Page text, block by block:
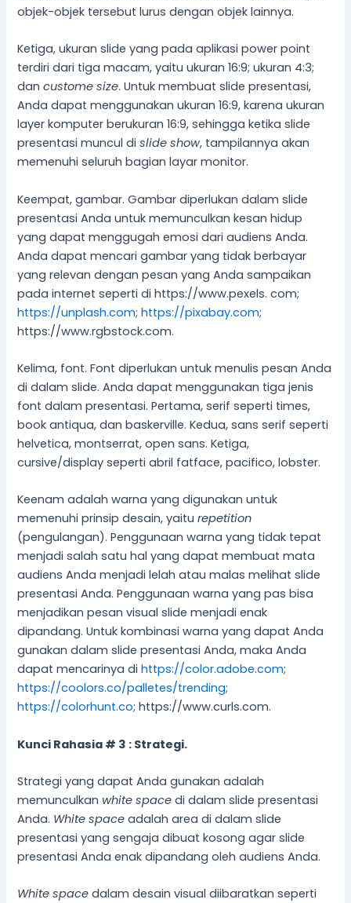
objek-objek tersebut lurus dengan objek lainnya.
Ketiga, ukuran slide yang pada aplikasi power point
terdiri dari tiga macam, yaitu ukuran 16:9; ukuran 4:3;
dancustome size. Untuk membuat slide presentasi,
Anda dapat menggunakan ukuran 16:9, karena ukuran
layer komputer berukuran 16:9, sehingga ketika slide
presentasi muncul dislide show, tampilannya akan
memenuhi seluruh bagian layar monitor.
Keempat, gambar. Gambar diperlukan dalam slide
presentasi Anda untuk memunculkan kesan hidup
yang dapat menggugah emosi dari audiens Anda.
Anda dapat mencari gambar yang tidak berbayar
yang relevan dengan pesan yang Anda sampaikan
pada internet seperti di https://www.pexels. com;
https://unplash.com;https://pixabay.com;
https://www.rgbstock.com.
Kelima, font. Font diperlukan untuk menulis pesan Anda
di dalam slide. Anda dapat menggunakan tiga jenis
font dalam presentasi. Pertama, serif seperti times,
book antiqua, dan baskerville. Kedua, sans serif seperti
helvetica, montserrat, open sans. Ketiga,
cursive/display seperti abril fatface, pacifico, lobster.
Keenam adalah warna yang digunakan untuk
memenuhi prinsip desain, yaiturepetition
(pengulangan). Penggunaan warna yang tidak tepat
menjadi salah satu hal yang dapat membuat mata
audiens Anda menjadi lelah atau malas melihat slide
presentasi Anda. Penggunaan warna yang pas bisa
menjadikan pesan visual slide menjadi enak
dipandang. Untuk kombinasi warna yang dapat Anda
gunakan dalam slide presentasi Anda, maka Anda
dapat mencarinya dihttps://color.adobe.com;
https://coolors.co/palletes/trending;
https://colorhunt.co; https://www.curls.com.
Kunci Rahasia # 3 : Strategi.
Strategi yang dapat Anda gunakan adalah
memunculkan white space di dalam slide presentasi
Anda. White space adalah area di dalam slide
presentasi yang sengaja dibuat kosong agar slide
presentasi Anda enak dipandang oleh audiens Anda.
White space dalam desain visual diibaratkan seperti